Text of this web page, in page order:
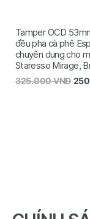
Tamper OCD
đều pha cà phê
chuyên dụng cho
Staresso Mirage,
325.000VNĐ